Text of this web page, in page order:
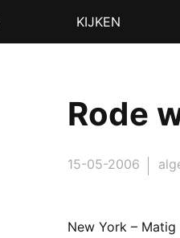
KIJKEN
Rode
15-05-2006
New York –